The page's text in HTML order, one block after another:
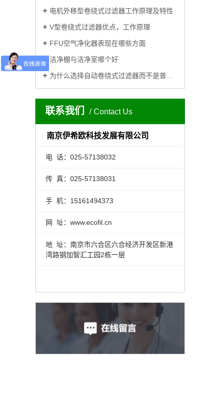
电机外移型卷绕式过滤器工作原理及特性
V型卷绕式过滤器优点，工作原理
FFU空气净化器表现在哪些方面
洁净棚与洁净室哪个好
为什么选择自动卷绕式过滤器而不是普通板框式过滤器?
联系我们 Contact Us
南京伊希欧科技发展有限公司
电 话：025-57138032
传 真：025-57138031
手 机：15161494373
网 址：www.ecofil.cn
地 址：南京市六合区六合经济开发区新港
湾路钢加智汇工园2栋一层